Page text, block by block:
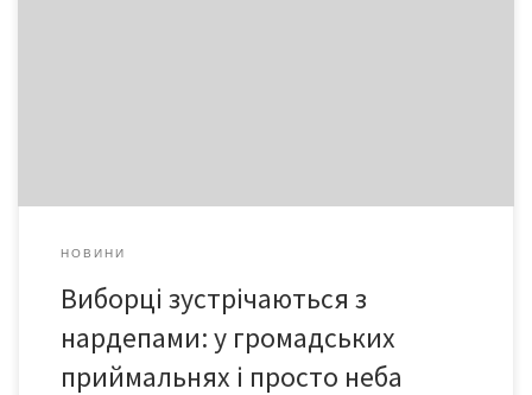
НОВИНИ
Виборці зустрічаються з
нардепами: у громадських
приймальнях і просто неба